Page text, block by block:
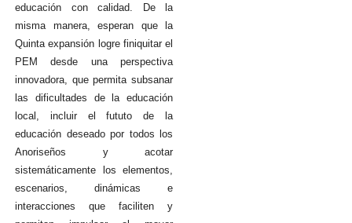
educación con calidad. De la
misma manera, esperan que la
Quinta expansión logre finiquitar el
PEM desde una perspectiva
innovadora, que permita subsanar
las dificultades de la educación
local, incluir el fututo de la
educación deseado por todos los
Anoriseños y acotar
sistemáticamente los elementos,
escenarios, dinámicas e
interacciones que faciliten y